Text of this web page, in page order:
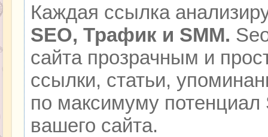
Каждая ссылка
SEO, Трафик и SMM.
сайта прозрачным и
ссылки, статьи,
по максимуму
вашего сайта.